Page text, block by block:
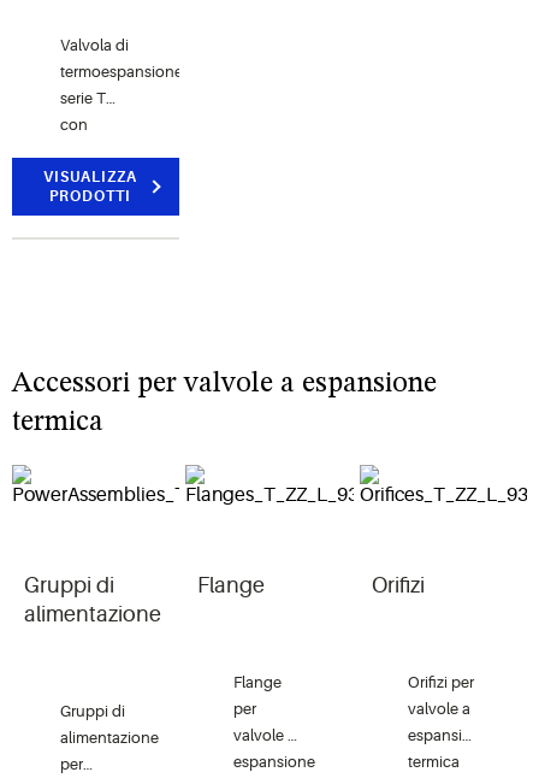
Valvola di
termoespansione
serie T
con
alimentazione
e orifizi
VISUALIZZA
PRODOTTI
Accessori per valvole a espansione
termica
Gruppi di
alimentazione
Gruppi di
alimentazione
per
Flange
Flange
per
valvole a
espansione
Orifizi
Orifizi per
valvole a
espansione
termica